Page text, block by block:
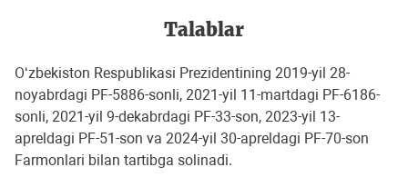
Talablar
O‘zbekiston Respublikasi Prezidentining 2019-yil 28-
noyabrdagi PF-5886-sonli, 2021-yil 11-martdagi PF-6186-
sonli, 2021-yil 9-dekabrdagi PF-33-son, 2023-yil 13-
apreldagi PF-51-son va 2024-yil 30-apreldagi PF-70-son
Farmonlari bilan tartibga solinadi.